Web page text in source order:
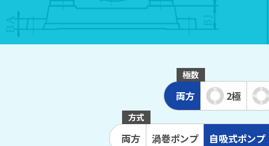
極数
両方 2極
方式
両方 渦巻ポンプ 自吸式ポンプ